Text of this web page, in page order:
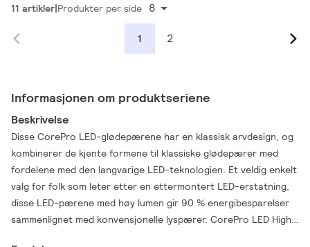
11 artikler Produkter per side 8
1 2
Informasjonen om produktseriene
Beskrivelse
Disse CorePro LED-glødepærene har en klassisk arvdesign, og
kombinerer de kjente formene til klassiske glødepærer med
fordelene med den langvarige LED-teknologien. Et veldig enkelt
valg for folk som leter etter en ettermontert LED-erstatning,
disse LED-pærene med høy lumen gir 90 % energibesparelser
sammenlignet med konvensjonelle lyspærer. CorePro LED High